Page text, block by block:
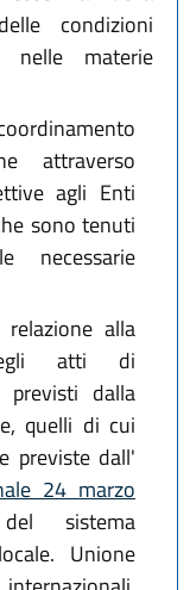
condizioni
nelle materie
attraverso
agli Enti
sono tenuti
alla
atti di
previsti dalla
quelli di cui
previste dall'
24 marzo
sistema
Unione